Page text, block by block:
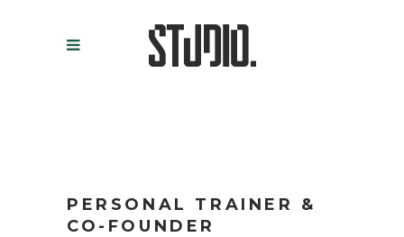
PERSONAL TRAINER &
CO-FOUNDER